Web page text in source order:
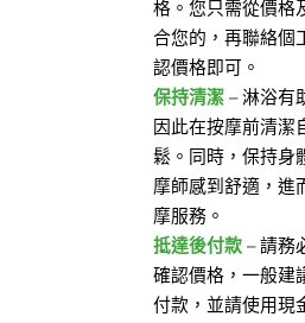
格。您只需從價格
合您的，再聯絡個
認價格即可。
保持清潔– 淋浴有
因此在按摩前清潔
鬆。同時，保持身
摩師感到舒適，進
摩服務。
抵達後付款– 請務
確認價格，一般建
付款，並請使用現